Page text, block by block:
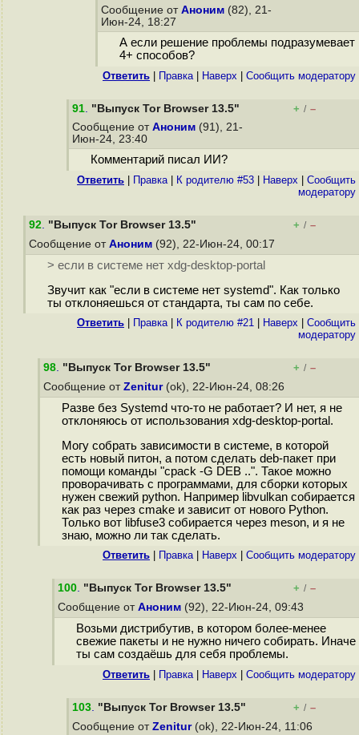
Сообщение от Аноним (82), 21-
Июн-24, 18:27
А если решение проблемы подразумевает
4+ способов?
Ответить Правка| Наверх Cообщить модератору
91. "Выпуск Tor Browser 13.5" + / –
Сообщение от Аноним (91), 21-
Июн-24, 23:40
Комментарий писал ИИ?
Ответить Правка| К родителю #53 Наверх
Cообщить
модератору
92. "Выпуск Tor Browser 13.5" + / –
Сообщение от Аноним (92), 22-Июн-24, 00:17
> если в системе нет xdg-desktop-portal
Звучит как "если в системе нет systemd". Как только
ты отклоняешься от стандарта, ты сам по себе.
Ответить Правка| К родителю #21 Наверх
Cообщить
модератору
98. "Выпуск Tor Browser 13.5" + / –
Сообщение от Zenitur(ok), 22-Июн-24, 08:26
Разве без Systemd что-то не работает? И нет, я не
отклоняюсь от использования xdg-desktop-portal.
Могу собрать зависимости в системе, в которой
есть новый питон, а потом сделать deb-пакет при
помощи команды "cpack -G DEB ..". Такое можно
проворачивать с программами, для сборки которых
нужен свежий python. Например libvulkan собирается
как раз через cmake и зависит от нового Python.
Только вот libfuse3 собирается через meson, и я не
знаю, можно ли так сделать.
Ответить Правка| Наверх Cообщить модератору
100. "Выпуск Tor Browser 13.5" + / –
Сообщение от Аноним (92), 22-Июн-24, 09:43
Возьми дистрибутив, в котором более-менее
свежие пакеты и не нужно ничего собирать. Иначе
ты сам создаёшь для себя проблемы.
Ответить Правка| Наверх Cообщить модератору
103. "Выпуск Tor Browser 13.5" + / –
Сообщение от Zenitur(ok), 22-Июн-24, 11:06